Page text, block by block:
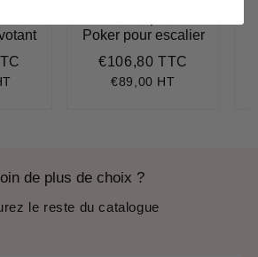
Poker pour escalier
Prix
régulier
€106,80 TTC
€89,00 HT
de plus de choix ?
le reste du catalogue